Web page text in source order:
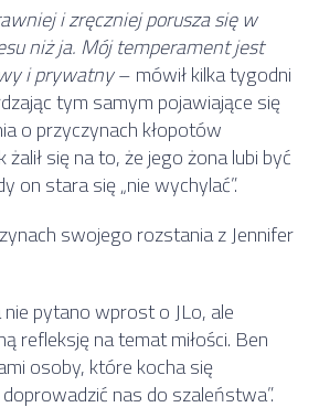
i zręczniej porusza się w
niż ja. Mój temperament jest
i prywatny– mówił kilka tygodni
tym samym pojawiające się
o przyczynach kłopotów
żalił się na to, że jego żona lubi być
on stara się „nie wychylać”.
swojego rozstania z Jennifer
pytano wprost o JLo, ale
refleksję na temat miłości. Ben
osoby, które kocha się
nas do szaleństwa”.